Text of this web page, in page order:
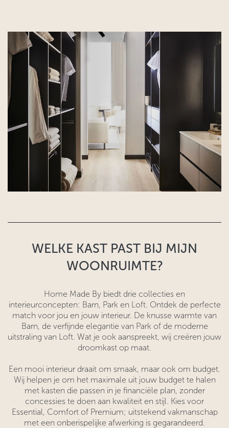
WELKE KAST PAST BIJ MIJN
WOONRUIMTE?
Home Made By biedt drie collecties en
interieurconcepten: Barn, Park en Loft. Ontdek de perfecte
match voor jou en jouw interieur. De knusse warmte van
Barn, de verfijnde elegantie van Park of de moderne
uitstraling van Loft. Wat je ook aanspreekt, wij creëren jouw
droomkast op maat.
Een mooi interieur draait om smaak, maar ook om budget.
Wij helpen je om het maximale uit jouw budget te halen
met kasten die passen in je financiële plan, zonder
concessies te doen aan kwaliteit en stijl. Kies voor
Essential, Comfort of Premium; uitstekend vakmanschap
met een onberispelijke afwerking is gegarandeerd.